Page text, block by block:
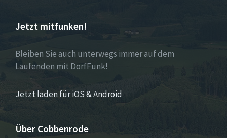
Jetzt mitfunken!
Bleiben Sie auch unterwegs immer auf dem
Laufenden mit DorfFunk!
Jetzt laden für iOS & Android
Über Cobbenrode